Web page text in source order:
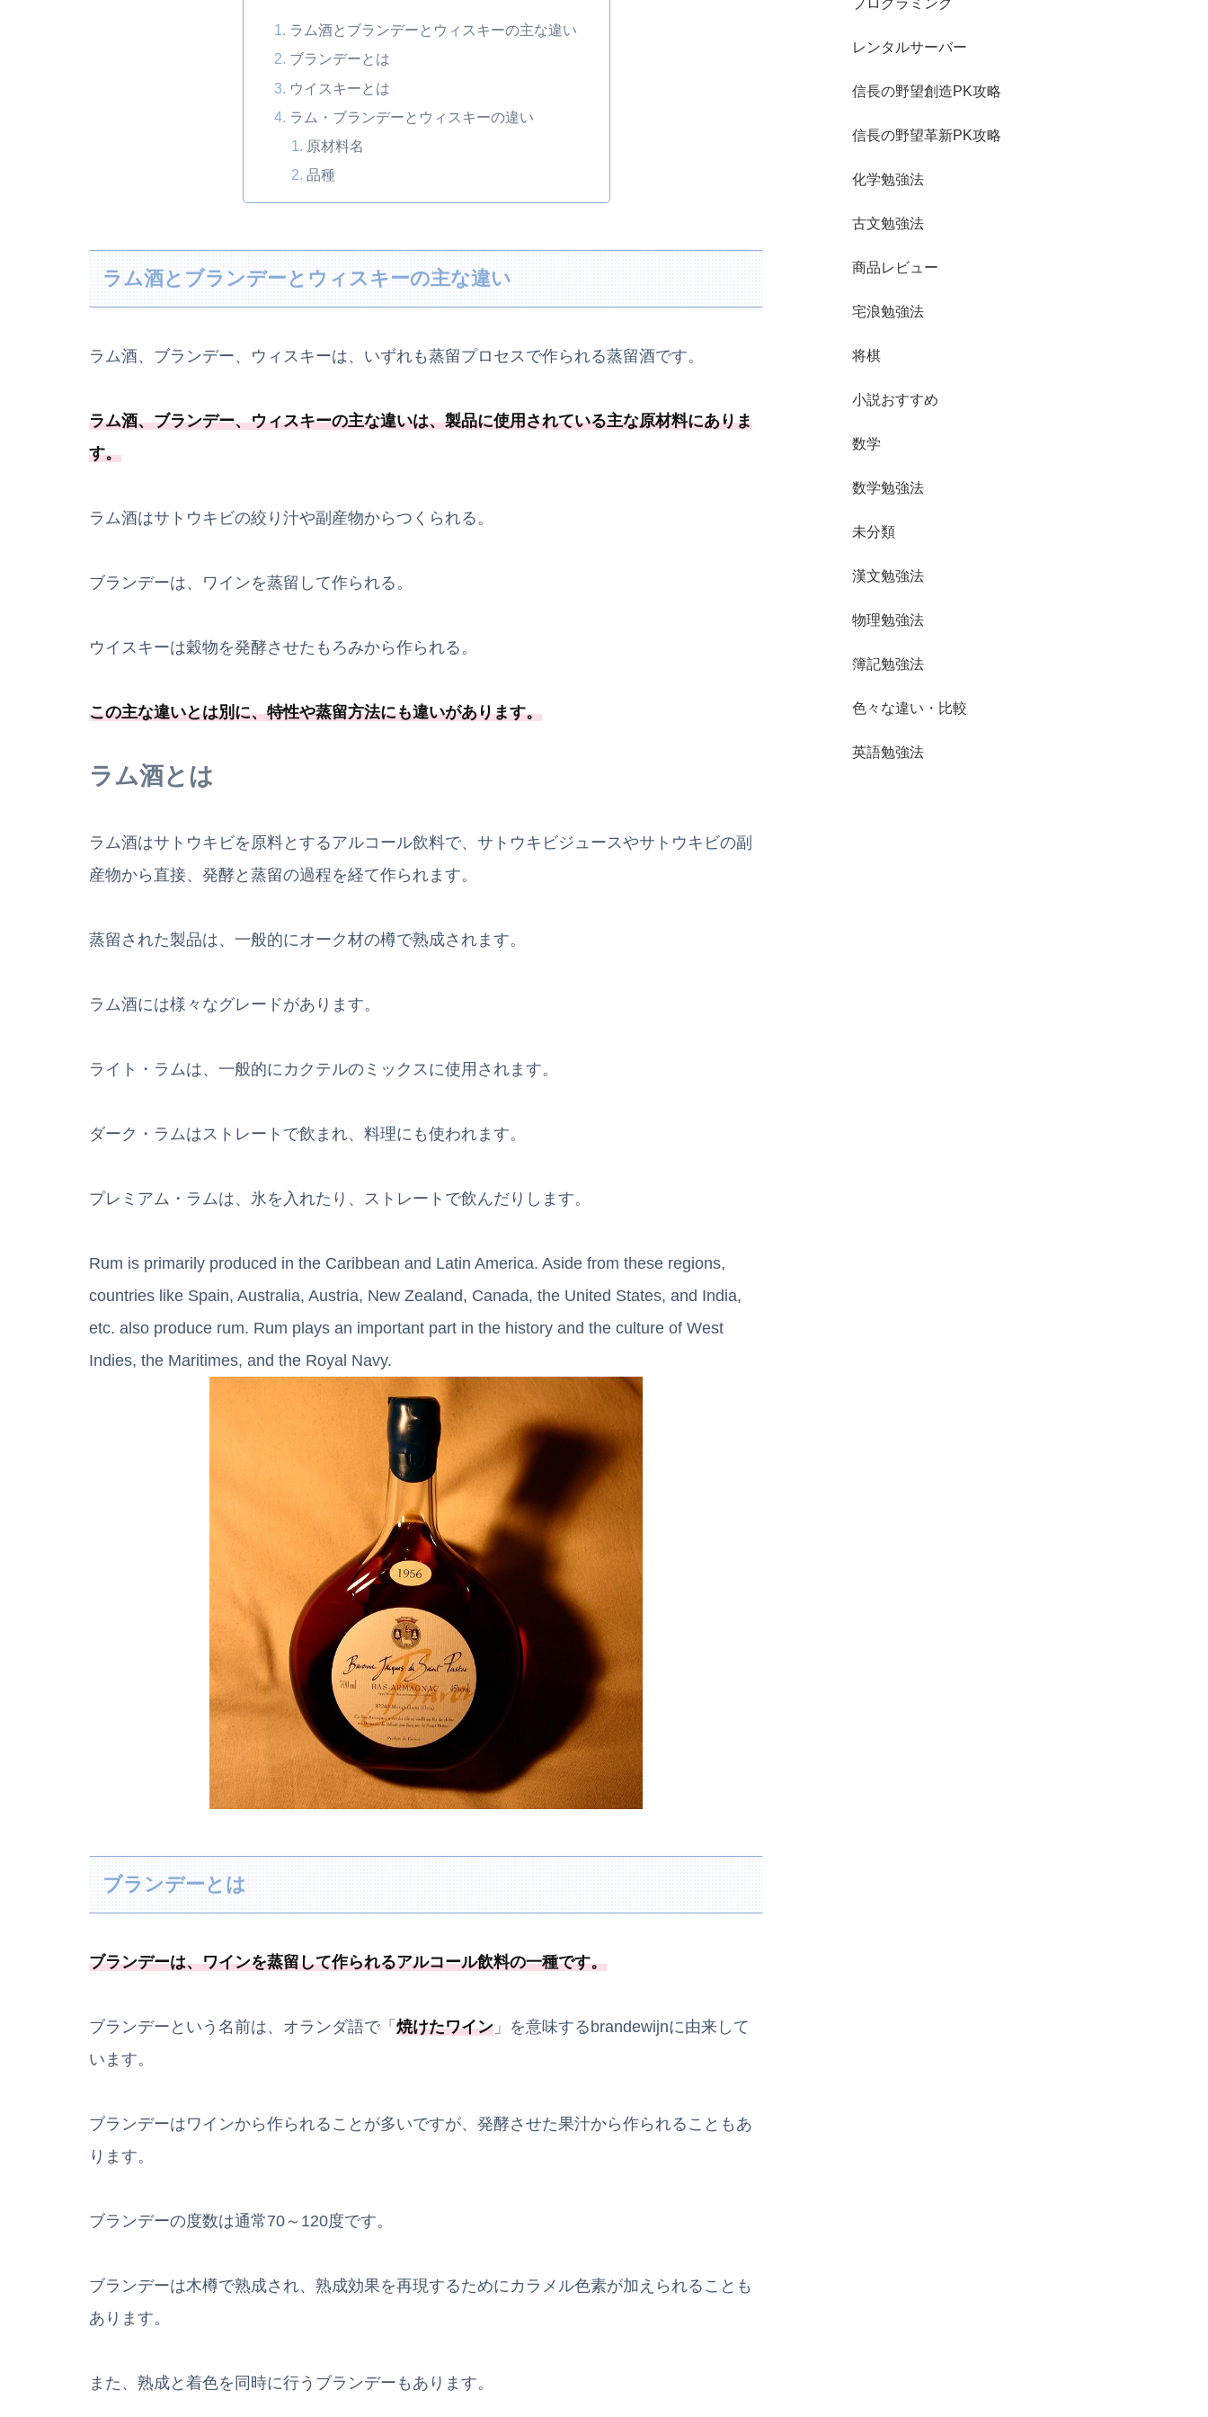
ラム酒とブランデーとウィスキーの主な違い
ブランデーとは
ウイスキーとは
ラム・ブランデーとウィスキーの違い
原材料名
品種
ラム酒とブランデーとウィスキーの主な違い
ラム酒、ブランデー、ウィスキーは、いずれも蒸留プロセスで作られる蒸留酒です。
ラム酒、ブランデー、ウィスキーの主な違いは、製品に使用されている主な原材料にありま
す。
ラム酒はサトウキビの絞り汁や副産物からつくられる。
ブランデーは、ワインを蒸留して作られる。
ウイスキーは穀物を発酵させたもろみから作られる。
この主な違いとは別に、特性や蒸留方法にも違いがあります。
ラム酒とは
ラム酒はサトウキビを原料とするアルコール飲料で、サトウキビジュースやサトウキビの副
産物から直接、発酵と蒸留の過程を経て作られます。
蒸留された製品は、一般的にオーク材の樽で熟成されます。
ラム酒には様々なグレードがあります。
ライト・ラムは、一般的にカクテルのミックスに使用されます。
ダーク・ラムはストレートで飲まれ、料理にも使われます。
プレミアム・ラムは、氷を入れたり、ストレートで飲んだりします。
Rum is primarily produced in the Caribbean and Latin America. Aside from these regions,
countries like Spain, Australia, Austria, New Zealand, Canada, the United States, and India,
etc. also produce rum. Rum plays an important part in the history and the culture of West
Indies, the Maritimes, and the Royal Navy.
ブランデーとは
ブランデーは、ワインを蒸留して作られるアルコール飲料の一種です。
ブランデーという名前は、オランダ語で「 焼けたワイン 」を意味するbrandewijnに由来して
います。
ブランデーはワインから作られることが多いですが、発酵させた果汁から作られることもあ
ります。
ブランデーの度数は通常70～120度です。
ブランデーは木樽で熟成され、熟成効果を再現するためにカラメル色素が加えられることも
あります。
また、熟成と着色を同時に行うブランデーもあります。
レンタルサーバー
信長の野望創造PK攻略
信長の野望革新PK攻略
化学勉強法
古文勉強法
商品レビュー
宅浪勉強法
将棋
小説おすすめ
数学
数学勉強法
未分類
漢文勉強法
物理勉強法
簿記勉強法
色々な違い・比較
英語勉強法